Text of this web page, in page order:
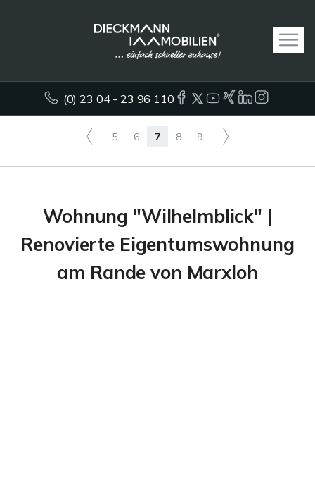
(0) 23 04 - 23 96 110
5 6 7 8 9
Wohnung "Wilhelmblick" |
Renovierte Eigentumswohnung
am Rande von Marxloh